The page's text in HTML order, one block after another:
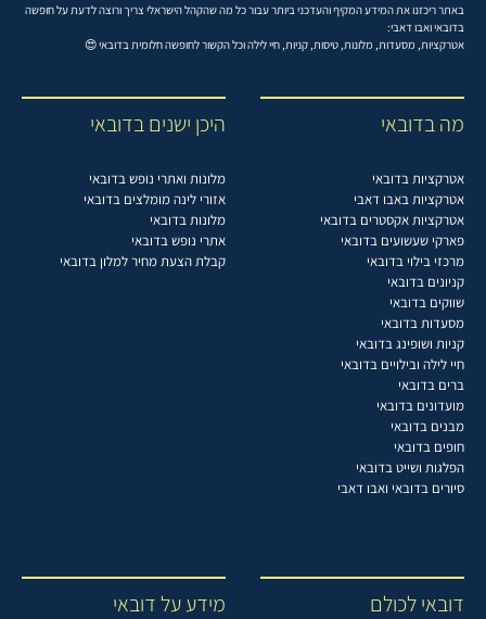
באתר ריכזנו את המידע המקיף והעדכני ביותר עבור כל מה שהקהל הישראלי צריך ורוצה לדעת על חופשה
בדובאי ואבו דאבי:
אטרקציות, מסעדות, מלונות, טיסות, קניות, חיי לילה וכל הקשור לחופשה חלומית בדובאי 😍
מה בדובאי
אטרקציות בדובאי
אטרקציות באבו דאבי
אטרקציות אקסטרים בדובאי
פארקי שעשועים בדובאי
מרכזי בילוי בדובאי
קניונים בדובאי
שווקים בדובאי
מסעדות בדובאי
קניות ושופינג בדובאי
חיי לילה ובילויים בדובאי
ברים בדובאי
מועדונים בדובאי
מבנים בדובאי
חופים בדובאי
הפלגות ושייט בדובאי
סיורים בדובאי ואבו דאבי
היכן ישנים בדובאי
מלונות ואתרי נופש בדובאי
אזורי לינה מומלצים בדובאי
מלונות בדובאי
אתרי נופש בדובאי
קבלת הצעת מחיר למלון בדובאי
דובאי לכולם מידע על דובאי